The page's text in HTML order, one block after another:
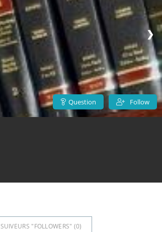
❯
Question Follow
SUIVEURS "FOLLOWERS" (0)